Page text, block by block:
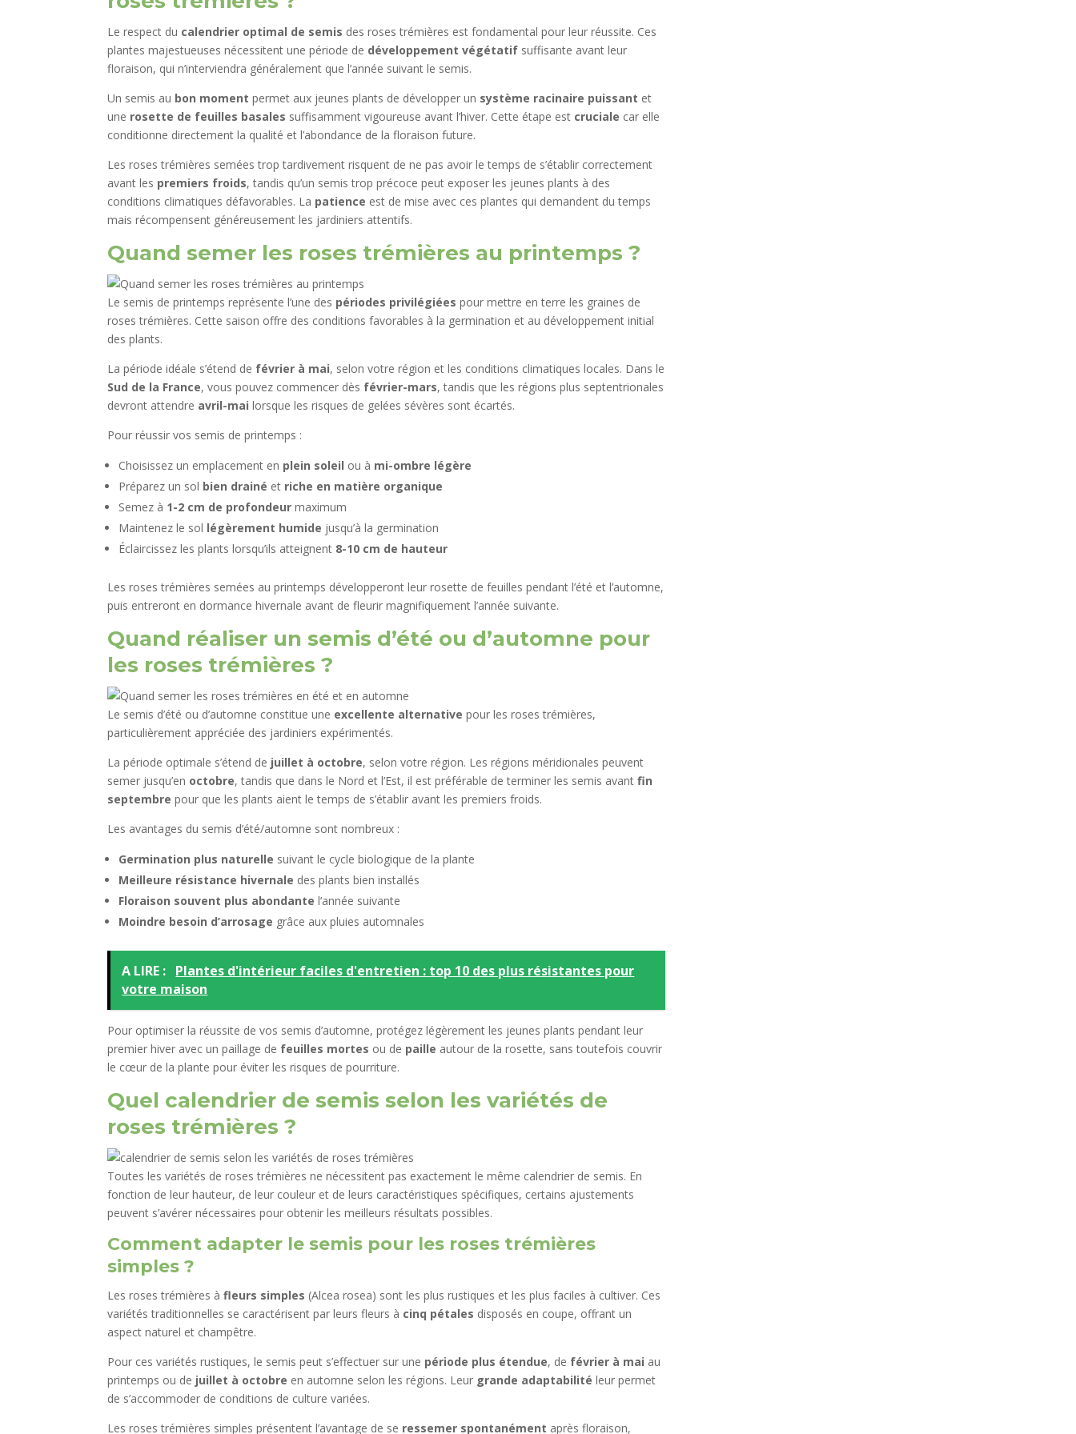
Le respect du calendrier optimal de semis des roses trémières est fondamental pour leur réussite. Ces
plantes majestueuses nécessitent une période de développement végétatif suffisante avant leur
floraison, qui n’interviendra généralement que l’année suivant le semis.
Un semis au bon moment permet aux jeunes plants de développer un système racinaire puissant et
une rosette de feuilles basales suffisamment vigoureuse avant l’hiver. Cette étape est cruciale car elle
conditionne directement la qualité et l’abondance de la floraison future.
Les roses trémières semées trop tardivement risquent de ne pas avoir le temps de s’établir correctement
avant les premiers froids, tandis qu’un semis trop précoce peut exposer les jeunes plants à des
conditions climatiques défavorables. La patience est de mise avec ces plantes qui demandent du temps
mais récompensent généreusement les jardiniers attentifs.
Quand semer les roses trémières au printemps ?
Le semis de printemps représente l’une des périodes privilégiées pour mettre en terre les graines de
roses trémières. Cette saison offre des conditions favorables à la germination et au développement initial
des plants.
La période idéale s’étend de février à mai, selon votre région et les conditions climatiques locales. Dans le
Sud de la France, vous pouvez commencer dès février-mars, tandis que les régions plus septentrionales
devront attendre avril-mai lorsque les risques de gelées sévères sont écartés.
Pour réussir vos semis de printemps :
Choisissez un emplacement en plein soleil ou à mi-ombre légère
Préparez un sol bien drainé et riche en matière organique
Semez à 1-2 cm de profondeur maximum
Maintenez le sol légèrement humide jusqu’à la germination
Éclaircissez les plants lorsqu’ils atteignent 8-10 cm de hauteur
Les roses trémières semées au printemps développeront leur rosette de feuilles pendant l’été et l’automne,
puis entreront en dormance hivernale avant de fleurir magnifiquement l’année suivante.
Quand réaliser un semis d’été ou d’automne pour
les roses trémières ?
Le semis d’été ou d’automne constitue une excellente alternative pour les roses trémières,
particulièrement appréciée des jardiniers expérimentés.
La période optimale s’étend de juillet à octobre, selon votre région. Les régions méridionales peuvent
semer jusqu’en octobre, tandis que dans le Nord et l’Est, il est préférable de terminer les semis avantfin
septembre pour que les plants aient le temps de s’établir avant les premiers froids.
Les avantages du semis d’été/automne sont nombreux :
Germination plus naturelle suivant le cycle biologique de la plante
Meilleure résistance hivernale des plants bien installés
Floraison souvent plus abondante l’année suivante
Moindre besoin d’arrosage grâce aux pluies automnales
A LIRE : Plantes d'intérieur faciles d'entretien : top 10 des plus résistantes pour
votre maison
Pour optimiser la réussite de vos semis d’automne, protégez légèrement les jeunes plants pendant leur
premier hiver avec un paillage de feuilles mortes ou de paille autour de la rosette, sans toutefois couvrir
le cœur de la plante pour éviter les risques de pourriture.
Quel calendrier de semis selon les variétés de
roses trémières ?
Toutes les variétés de roses trémières ne nécessitent pas exactement le même calendrier de semis. En
fonction de leur hauteur, de leur couleur et de leurs caractéristiques spécifiques, certains ajustements
peuvent s’avérer nécessaires pour obtenir les meilleurs résultats possibles.
Comment adapter le semis pour les roses trémières
simples ?
Les roses trémières àfleurs simples (Alcea rosea) sont les plus rustiques et les plus faciles à cultiver. Ces
variétés traditionnelles se caractérisent par leurs fleurs à cinq pétales disposés en coupe, offrant un
aspect naturel et champêtre.
Pour ces variétés rustiques, le semis peut s’effectuer sur une période plus étendue, de février à mai au
printemps ou de juillet à octobre en automne selon les régions. Leur grande adaptabilité leur permet
de s’accommoder de conditions de culture variées.
Les roses trémières simples présentent l’avantage de se ressemer spontanément après floraison,